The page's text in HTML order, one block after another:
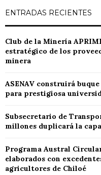
ENTRADAS RECIENTES
Club de la Minería
estratégico de los
minera
ASENAV construirá
para prestigiosa
Subsecretario de
millones duplicará la
Programa Austral
elaborados con
agricultores de Chiloé